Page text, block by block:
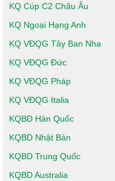
KQ Cúp C2 Châu Âu
KQ Ngoại Hạng Anh
KQ VĐQG Tây Ban Nha
KQ VĐQG Đức
KQ VĐQG Pháp
KQ VĐQG Italia
KQBD Hàn Quốc
KQBD Nhật Bản
KQBD Trung Quốc
KQBD Australia